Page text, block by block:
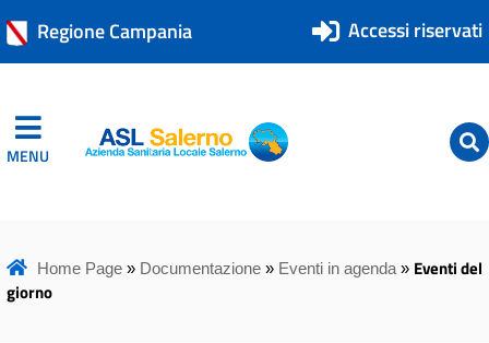
Regione Campania Accessi riservati
MENU ASL Salerno
ASL Salerno
Home Page» Documentazione» Eventi in agenda» Eventi del
giorno